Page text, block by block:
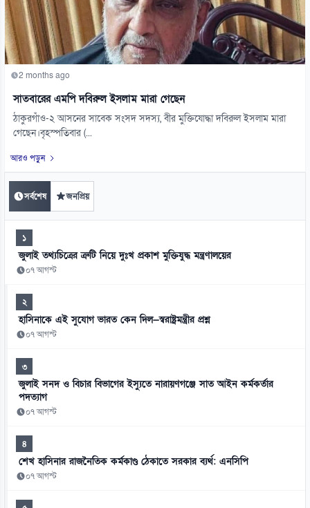
2 months ago
সাতবারের এমপি দবিরুল ইসলাম মারা গেছেন
ঠাকুরগাঁও-২ আসনের সাবেক সংসদ সদস্য, বীর মুক্তিযোদ্ধা দবিরুল ইসলাম মারা
গেছেন।বৃহস্পতিবার (...
আরও পড়ুন
সর্বশেষ জনপ্রিয়
১
জুলাই তথ্যচিত্রের ত্রুটি নিয়ে দুঃখ প্রকাশ মুক্তিযুদ্ধ মন্ত্রণালয়ের
০৭ আগস্ট
২
হাসিনাকে এই সুযোগ ভারত কেন দিল—স্বরাষ্ট্রমন্ত্রীর প্রশ্ন
০৭ আগস্ট
৩
জুলাই সনদ ও বিচার বিভাগের ইস্যুতে নারায়ণগঞ্জে সাত আইন কর্মকর্তার
পদত্যাগ
০৭ আগস্ট
৪
শেখ হাসিনার রাজনৈতিক কর্মকাণ্ড ঠেকাতে সরকার ব্যর্থ: এনসিপি
০৭ আগস্ট